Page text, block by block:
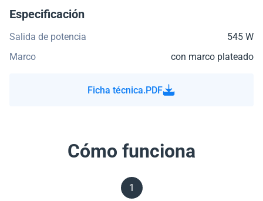
Especificación
Salida de potencia
545 W
Marco
con marco plateado
Ficha técnica.PDF
Cómo funciona
1